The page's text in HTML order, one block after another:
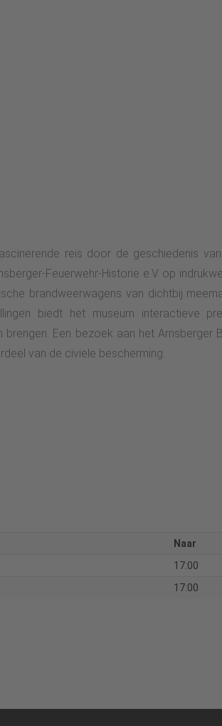
reis door de geschiedenis
Feuerwehr-Historie e.V. op
brandweerwagens van dichtbij
biedt het museum interactieve
Een bezoek aan het Arnsberger
van de civiele bescherming.
Naar
17:00
17:00